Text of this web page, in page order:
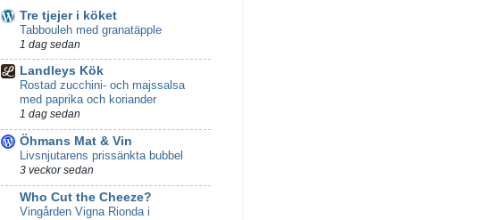
Tre tjejer i köket
Tabbouleh med granatäpple
1 dag sedan
Landleys Kök
Rostad zucchini- och majssalsa
med paprika och koriander
1 dag sedan
Öhmans Mat & Vin
Livsnjutarens prissänkta bubbel
3 veckor sedan
Who Cut the Cheeze?
Vingården Vigna Rionda i